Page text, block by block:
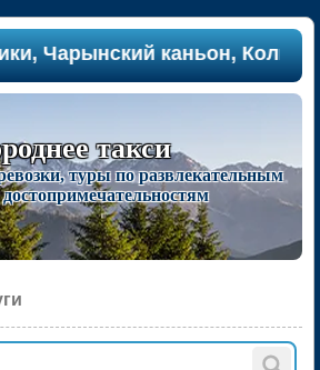
Чарынский каньон,
такси
туры по развлекательным